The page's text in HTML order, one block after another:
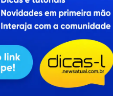
Contato
RSS